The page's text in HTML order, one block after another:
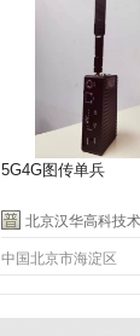
5G4G图传单兵
北京汉华高科技术有
中国北京市海淀区